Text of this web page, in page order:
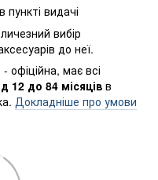
видачі
вибір
до неї.
офіційна, має всі
12 до 84 місяців в
Докладніше про умови